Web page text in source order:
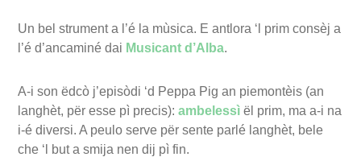
Un bel strument a l’é la mùsica. E antlora ‘l prim consèj a
l’é d’ancaminé dai Musicant d’Alba.
A-i son ëdcò j’episòdi ‘d Peppa Pig an piemontèis (an
langhèt, për esse pì precis):ambelessì ël prim, ma a-i na
i-é diversi. A peulo serve për sente parlé langhèt, bele
che ‘l but a smija nen dij pì fin.